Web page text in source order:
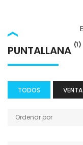
PUNTALLANA (1)
TODOS VENTA
Ordenar por